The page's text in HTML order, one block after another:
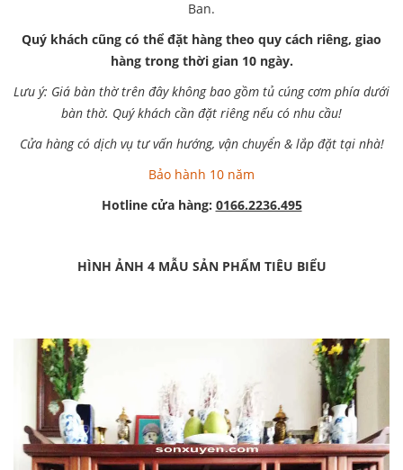
Ban.
Quý khách cũng có thể đặt hàng theo quy cách riêng, giao
hàng trong thời gian 10 ngày.
Lưu ý: Giá bàn thờ trên đây không bao gồm tủ cúng cơm phía dưới
bàn thờ. Quý khách cần đặt riêng nếu có nhu cầu!
Cửa hàng có dịch vụ tư vấn hướng, vận chuyển & lắp đặt tại nhà!
Bảo hành 10 năm
Hotline cửa hàng: 0166.2236.495
HÌNH ẢNH 4 MẪU SẢN PHẨM TIÊU BIỂU